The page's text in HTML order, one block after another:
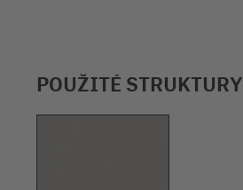
POUŽITÉ STRUKTURY